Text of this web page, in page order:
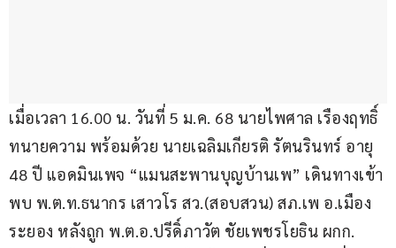
เมื่อเวลา 16.00 น. วันที่ 5 ม.ค. 68 นายไพศาล เรืองฤทธิ์
ทนายความ พร้อมด้วย นายเฉลิมเกียรติ รัตนรินทร์ อายุ
48 ปี แอดมินเพจ “แมนสะพานบุญบ้านเพ” เดินทางเข้า
พบ พ.ต.ท.ธนากร เสาวโร สว.(สอบสวน) สภ.เพ อ.เมือง
ระยอง หลังถูก พ.ต.อ.ปรีดิ์ภาวัต ชัยเพชรโยธิน ผกก.